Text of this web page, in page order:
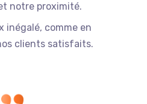
notre proximité.
inégalé, comme en
clients satisfaits.